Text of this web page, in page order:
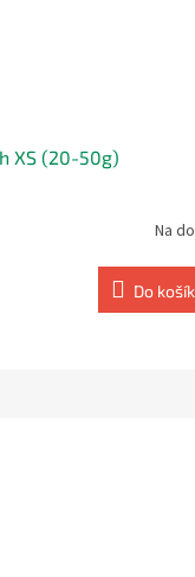
XS (20-50g)
Na
Do